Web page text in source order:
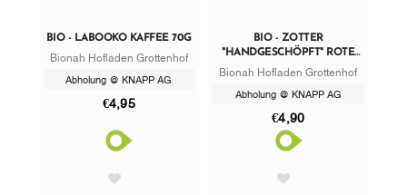
BIO - LABOOKO KAFFEE 70G
Bionah Hofladen Grottenhof
Abholung @ KNAPP AG
€4,95
BIO - ZOTTER
"HANDGESCHÖPFT" ROTE
ROSEN + HIMBEEREN
Bionah Hofladen Grottenhof
Abholung @ KNAPP AG
€4,90